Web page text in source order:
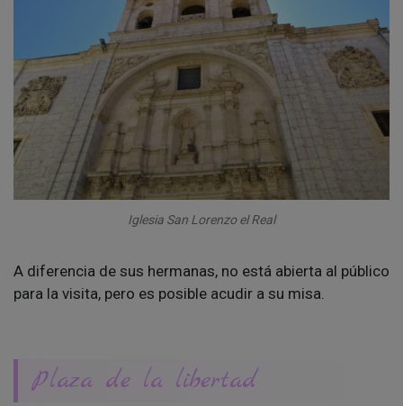
Iglesia San Lorenzo el Real
A diferencia de sus hermanas, no está abierta al público
para la visita, pero es posible acudir a su misa.
Plaza de la libertad